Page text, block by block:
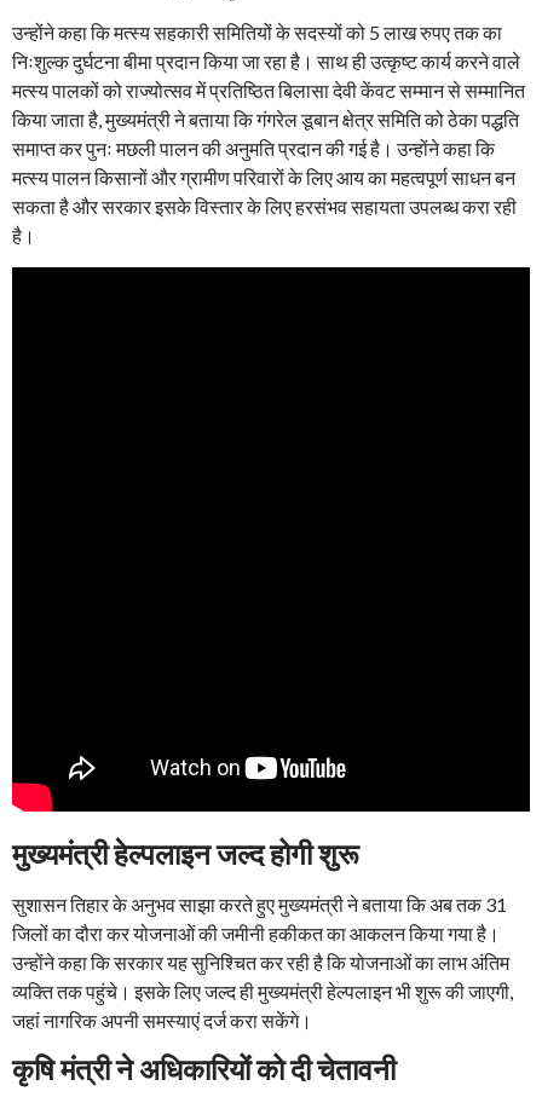
उन्होंने कहा कि मत्स्य सहकारी समितियों के सदस्यों को 5 लाख रुपए तक का
निःशुल्क दुर्घटना बीमा प्रदान किया जा रहा है। साथ ही उत्कृष्ट कार्य करने वाले
मत्स्य पालकों को राज्योत्सव में प्रतिष्ठित बिलासा देवी केंवट सम्मान से सम्मानित
किया जाता है, मुख्यमंत्री ने बताया कि गंगरेल डूबान क्षेत्र समिति को ठेका पद्धति
समाप्त कर पुनः मछली पालन की अनुमति प्रदान की गई है। उन्होंने कहा कि
मत्स्य पालन किसानों और ग्रामीण परिवारों के लिए आय का महत्वपूर्ण साधन बन
सकता है और सरकार इसके विस्तार के लिए हरसंभव सहायता उपलब्ध करा रही
है।
मुख्यमंत्री हेल्पलाइन जल्द होगी शुरू
सुशासन तिहार के अनुभव साझा करते हुए मुख्यमंत्री ने बताया कि अब तक 31
जिलों का दौरा कर योजनाओं की जमीनी हकीकत का आकलन किया गया है।
उन्होंने कहा कि सरकार यह सुनिश्चित कर रही है कि योजनाओं का लाभ अंतिम
व्यक्ति तक पहुंचे। इसके लिए जल्द ही मुख्यमंत्री हेल्पलाइन भी शुरू की जाएगी,
जहां नागरिक अपनी समस्याएं दर्ज करा सकेंगे।
कृषि मंत्री ने अधिकारियों को दी चेतावनी